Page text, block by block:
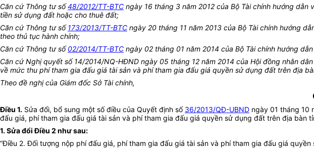
Căn cứ Thông tư số48/2012/TT-BTC ngày 16 tháng 3 năm 2012 của Bộ Tài chính hướng
tiền sử dụng đất hoặc cho thuê đất;
Căn cứ Thông tư số173/2013/TT-BTC ngày 20 tháng 11 năm 2013 của Bộ Tài chính hướng
theo thủ tục hành chính;
Căn cứ Thông tư số02/2014/TT-BTC ngày 02 tháng 01 năm 2014 của Bộ Tài chính hướng
Căn cứ Nghị quyết số 14/2014/NQ-HĐND ngày 05 tháng 12 năm 2014 của Hội đồng nhân
về mức thu phí tham gia đấu giá tài sản và phí tham gia đấu giá quyền sử dụng đất trên địa
Theo đề nghị của Giám đốc Sở Tài chính,
Điều 1. Sửa đổi, bổ sung một số điều của Quyết định số 36/2013/QĐ-UBND ngày 01 tháng 10
đấu giá, phí tham gia đấu giá tài sản và phí tham gia đấu giá quyền sử dụng đất trên địa bàn
1. Sửa đổi Điều 2 như sau:
“Điều 2. Đối tượng nộp phí đấu giá, phí tham gia đấu giá tài sản và phí tham gia đấu giá quyền